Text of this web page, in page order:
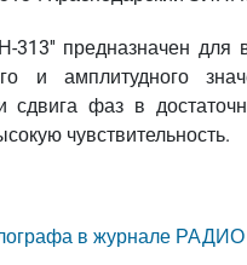
предназначен для
и амплитудного
сдвига фаз в
чувствительность.
в журнале